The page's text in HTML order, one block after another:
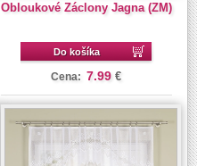
Obloukové Záclony Jagna (ZM)
Do košíka
Cena: 7.99 €